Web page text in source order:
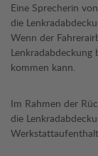
Eine Sprecherin
die
Wenn der
Lenkradabdeckung
kommen kann.
Im Rahmen der
die